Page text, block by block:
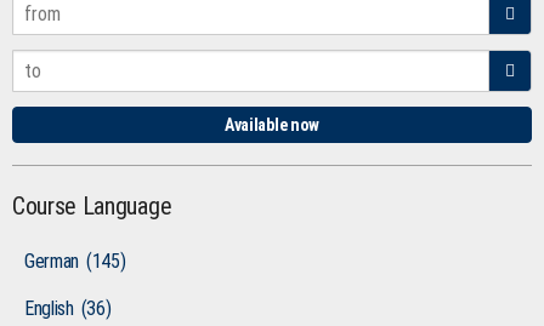
Available now
Course Language
German (145)
English (36)